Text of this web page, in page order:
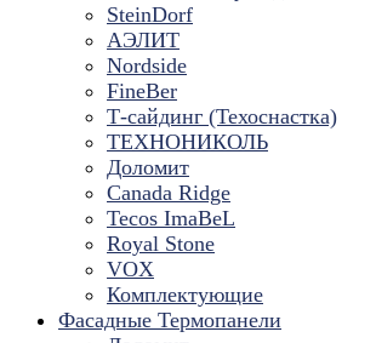
SteinDorf
АЭЛИТ
Nordside
FineBer
Т-сайдинг (Техоснастка)
ТЕХНОНИКОЛЬ
Доломит
Canada Ridge
Tecos ImaBeL
Royal Stone
VOX
Комплектующие
Фасадные Термопанели